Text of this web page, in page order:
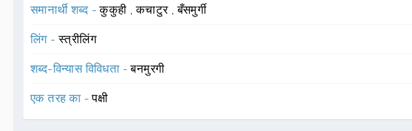
समानार्थी शब्द -कुकुही ,कचाटुर ,बँसमुर्गी
लिंग -स्त्रीलिंग
शब्द-विन्यास विविधता -बनमुरगी
एक तरह का -पक्षी